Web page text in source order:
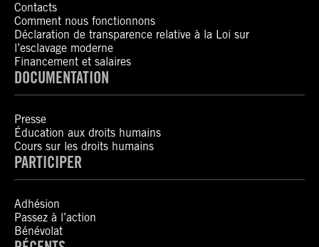
Contacts
Comment nous fonctionnons
Déclaration de transparence relative à la Loi sur
l’esclavage moderne
Financement et salaires
DOCUMENTATION
Presse
Éducation aux droits humains
Cours sur les droits humains
PARTICIPER
Adhésion
Passez à l’action
Bénévolat